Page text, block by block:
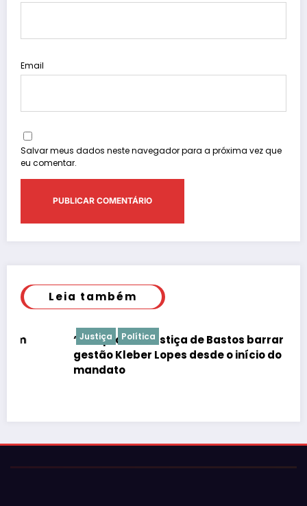
Email
Salvar meus dados neste navegador para a próxima vez que
eu comentar.
Leia também
Política
“É de praxe”: Justiça de Bastos barrar atos da
gestão Kleber Lopes desde o início do
mandato